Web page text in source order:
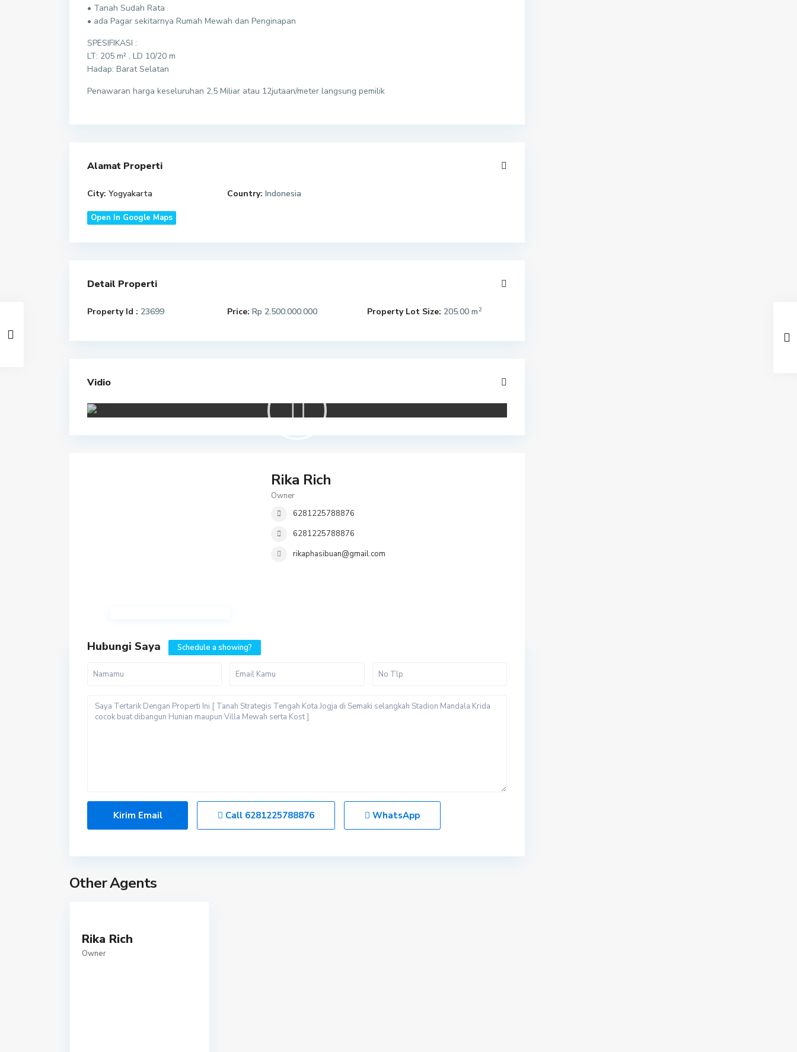
• Tanah Sudah Rata
• ada Pagar sekitarnya Rumah Mewah dan Penginapan
SPESIFIKASI :
LT: 205 m² , LD 10/20 m
Hadap: Barat Selatan
Penawaran harga keseluruhan 2,5 Miliar atau 12jutaan/meter langsung pemilik
Alamat Properti
City: Yogyakarta Country: Indonesia
Open In Google Maps
Detail Properti
Property Id : 23699 Price: Rp 2.500.000.000 Property Lot Size: 205.00 m2
Vidio
Rika Rich
Owner
6281225788876
6281225788876
rikaphasibuan@gmail.com
Hubungi Saya Schedule a showing?
Call 6281225788876 WhatsApp
Other Agents
Rika Rich
Owner